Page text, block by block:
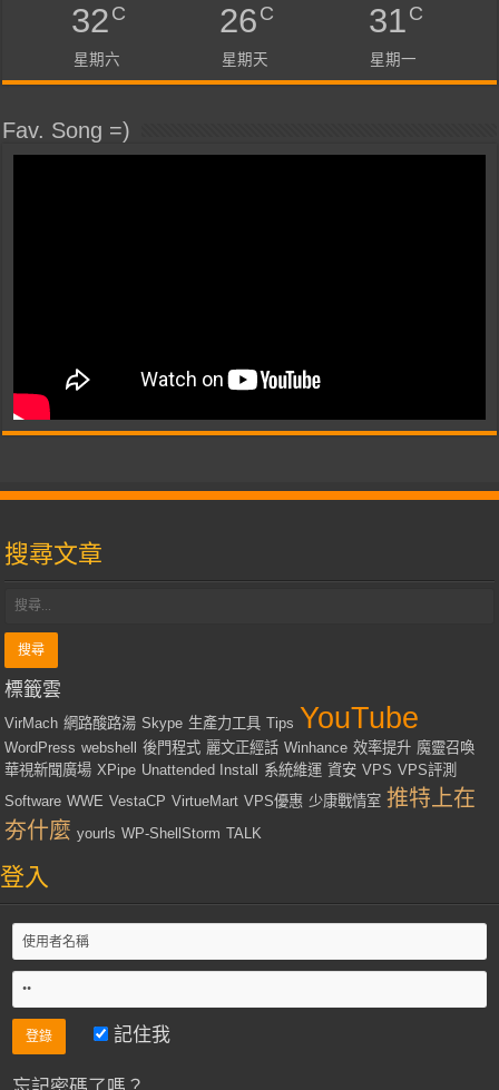
32C
星期六
26C
星期天
31C
星期一
Fav. Song =)
搜尋文章
標籤雲
VirMach 網路酸路湯 Skype 生產力工具 Tips YouTube
WordPress webshell 後門程式 麗文正經話 Winhance 效率提升 魔靈召喚
華視新聞廣場 XPipe Unattended Install 系統維運 資安 VPS VPS評測
Software WWE VestaCP VirtueMart VPS優惠 少康戰情室 推特上在
夯什麼 yourls WP-ShellStorm TALK
登入
記住我